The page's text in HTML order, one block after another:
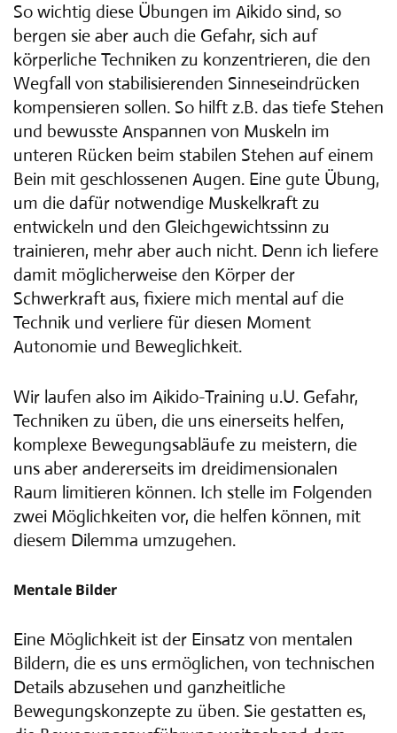
So wichtig diese Übungen im Aikido sind, so
bergen sie aber auch die Gefahr, sich auf
körperliche Techniken zu konzentrieren, die den
Wegfall von stabilisierenden Sinneseindrücken
kompensieren sollen. So hilft z.B. das tiefe Stehen
und bewusste Anspannen von Muskeln im
unteren Rücken beim stabilen Stehen auf einem
Bein mit geschlossenen Augen. Eine gute Übung,
um die dafür notwendige Muskelkraft zu
entwickeln und den Gleichgewichtssinn zu
trainieren, mehr aber auch nicht. Denn ich liefere
damit möglicherweise den Körper der
Schwerkraft aus, fixiere mich mental auf die
Technik und verliere für diesen Moment
Autonomie und Beweglichkeit.
Wir laufen also im Aikido-Training u.U. Gefahr,
Techniken zu üben, die uns einerseits helfen,
komplexe Bewegungsabläufe zu meistern, die
uns aber andererseits im dreidimensionalen
Raum limitieren können. Ich stelle im Folgenden
zwei Möglichkeiten vor, die helfen können, mit
diesem Dilemma umzugehen.
Mentale Bilder
Eine Möglichkeit ist der Einsatz von mentalen
Bildern, die es uns ermöglichen, von technischen
Details abzusehen und ganzheitliche
Bewegungskonzepte zu üben. Sie gestatten es,